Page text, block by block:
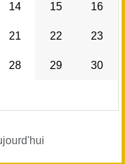
14 15 16
21 22 23
28 29 30